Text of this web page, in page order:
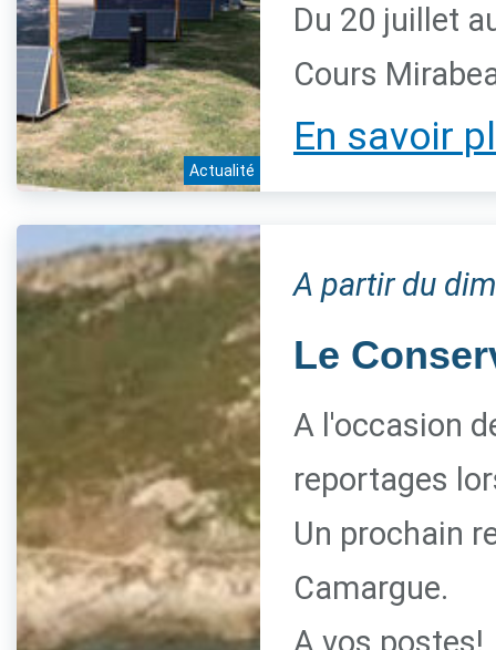
Actualité
Du 20 juillet
Cours
En savoir
A partir du
Le
A l'occasion
reportages
Un prochain
Camargue.
A vos postes!